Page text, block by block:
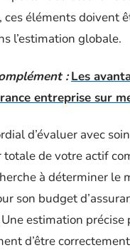
ces éléments doivent
l’estimation globale.
: Les
entreprise sur
d’évaluer avec
totale de votre actif
à déterminer le
son budget
estimation précise
d’être